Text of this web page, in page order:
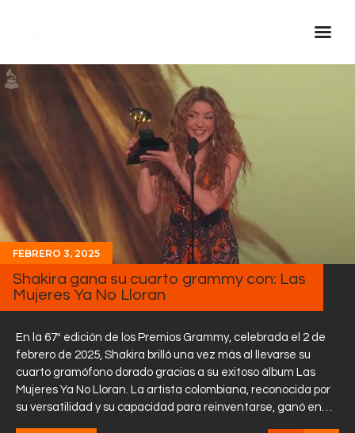
Inicio Real FM
Streaming
En Vivo
Descarga La APP
Programas
Noticias
Equipo
Sobre Nosotros
Contactos
FEBRERO 3, 2025
Shakira gana su cuarto grammy con: Las
Mujeres Ya No Lloran
En la 67ª edición de los Premios Grammy, celebrada el 2 de
febrero de 2025, Shakira brilló una vez más al llevarse su
cuarto gramófono dorado gracias a su exitoso álbum Las
Mujeres Ya No Lloran. La artista colombiana, reconocida por
su versatilidad y su capacidad para reinventarse, ganó en…